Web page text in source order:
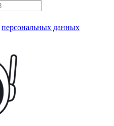
персональных данных